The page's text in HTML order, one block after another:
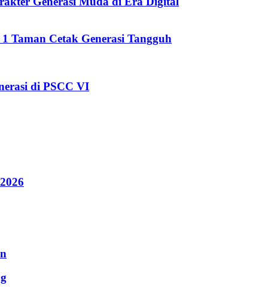
Taman Cetak Generasi Tangguh
di PSCC VI